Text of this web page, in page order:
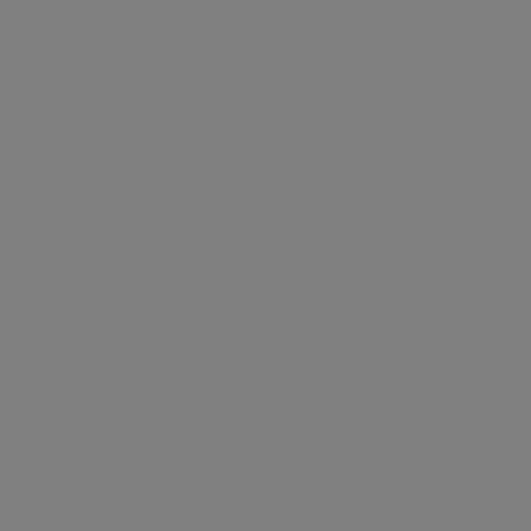
den tippes. For å takle kreftene den må utsettes for, har
Kompletter gjerne avfallsbeholderen med sikkerhetskjede,
Ta kontakt med oss i Cowab dersom du ønsker å